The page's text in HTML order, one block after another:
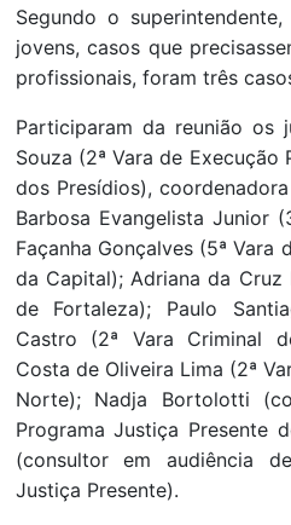
Segundo o
jovens, casos que
profissionais, foram três
Participaram da reunião os
Souza (2ª Vara de Execução
dos Presídios),
Barbosa Evangelista Junior
Façanha Gonçalves (5ª Vara
da Capital); Adriana da Cruz
de Fortaleza); Paulo
Castro (2ª Vara Criminal
Costa de Oliveira Lima (2ª
Norte); Nadja Bortolotti
Programa Justiça Presente
(consultor em audiência
Justiça Presente).